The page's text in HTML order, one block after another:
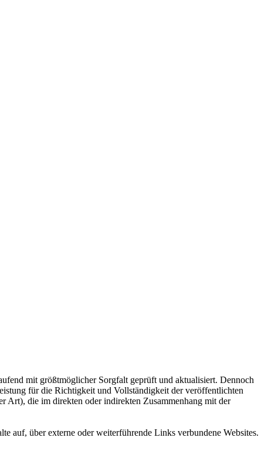
mit größtmöglicher Sorgfalt geprüft und aktualisiert. Dennoch
für die Richtigkeit und Vollständigkeit der veröffentlichten
Art), die im direkten oder indirekten Zusammenhang mit der
auf, über externe oder weiterführende Links verbundene Websites.